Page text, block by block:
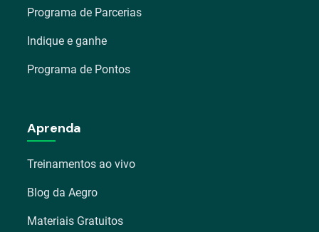
Programa de Parcerias
Indique e ganhe
Programa de Pontos
Aprenda
Treinamentos ao vivo
Blog da Aegro
Materiais Gratuitos